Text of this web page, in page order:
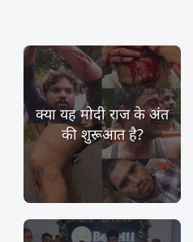
क्या यह मोदी राज के अंत
की शुरूआत है?